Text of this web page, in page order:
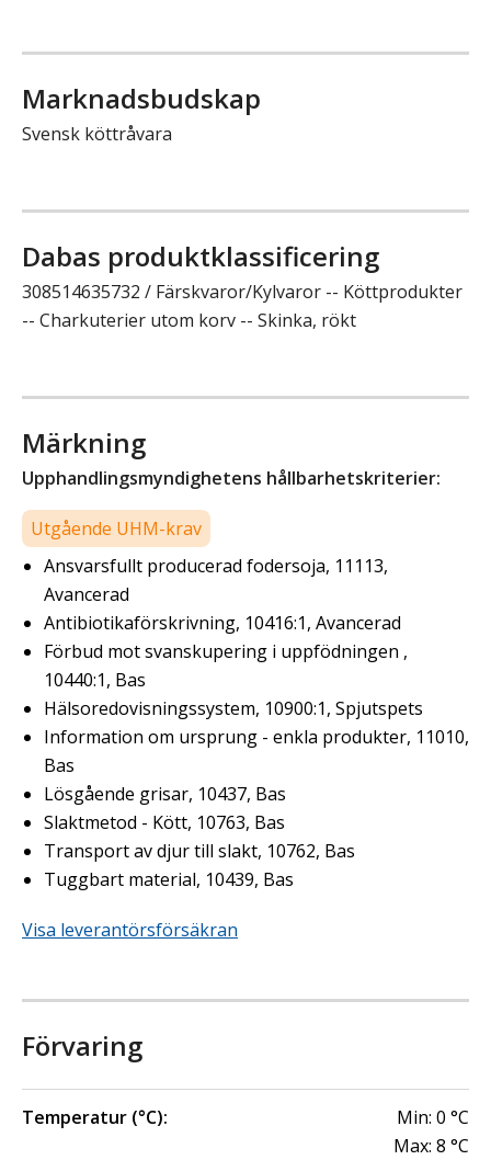
Marknadsbudskap
Svensk köttråvara
Dabas produktklassificering
308514635732 / Färskvaror/Kylvaror -- Köttprodukter
-- Charkuterier utom korv -- Skinka, rökt
Märkning
Upphandlingsmyndighetens hållbarhetskriterier:
Utgående UHM-krav
Ansvarsfullt producerad fodersoja, 11113,
Avancerad
Antibiotikaförskrivning, 10416:1, Avancerad
Förbud mot svanskupering i uppfödningen ,
10440:1, Bas
Hälsoredovisningssystem, 10900:1, Spjutspets
Information om ursprung - enkla produkter, 11010,
Bas
Lösgående grisar, 10437, Bas
Slaktmetod - Kött, 10763, Bas
Transport av djur till slakt, 10762, Bas
Tuggbart material, 10439, Bas
Visa leverantörsförsäkran
Förvaring
Temperatur (°C): Min: 0 °C
Max: 8 °C